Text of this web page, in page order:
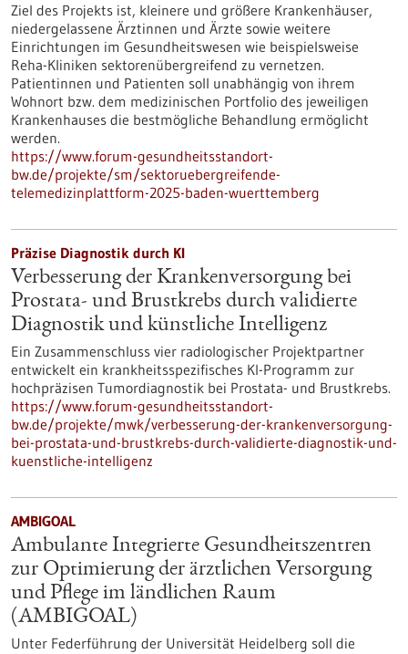
Ziel des Projekts ist, kleinere und größere Krankenhäuser,
niedergelassene Ärztinnen und Ärzte sowie weitere
Einrichtungen im Gesundheitswesen wie beispielsweise
Reha-Kliniken sektorenübergreifend zu vernetzen.
Patientinnen und Patienten soll unabhängig von ihrem
Wohnort bzw. dem medizinischen Portfolio des jeweiligen
Krankenhauses die bestmögliche Behandlung ermöglicht
werden.
https://www.forum-gesundheitsstandort-
bw.de/projekte/sm/sektoruebergreifende-
telemedizinplattform-2025-baden-wuerttemberg
Präzise Diagnostik durch KI
Verbesserung der Krankenversorgung bei
Prostata- und Brustkrebs durch validierte
Diagnostik und künstliche Intelligenz
Ein Zusammenschluss vier radiologischer Projektpartner
entwickelt ein krankheitsspezifisches KI-Programm zur
hochpräzisen Tumordiagnostik bei Prostata- und Brustkrebs.
https://www.forum-gesundheitsstandort-
bw.de/projekte/mwk/verbesserung-der-krankenversorgung-
bei-prostata-und-brustkrebs-durch-validierte-diagnostik-und-
kuenstliche-intelligenz
AMBIGOAL
Ambulante Integrierte Gesundheitszentren
zur Optimierung der ärztlichen Versorgung
und Pflege im ländlichen Raum
(AMBIGOAL)
Unter Federführung der Universität Heidelberg soll die